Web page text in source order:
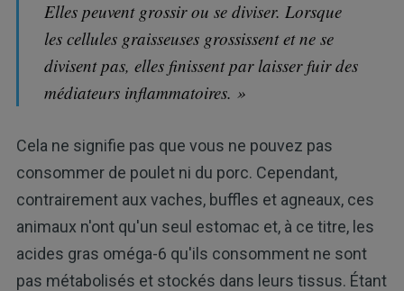
Elles peuvent grossir ou se diviser. Lorsque
les cellules graisseuses grossissent et ne se
divisent pas, elles finissent par laisser fuir des
médiateurs inflammatoires. »
Cela ne signifie pas que vous ne pouvez pas
consommer de poulet ni du porc. Cependant,
contrairement aux vaches, buffles et agneaux, ces
animaux n'ont qu'un seul estomac et, à ce titre, les
acides gras oméga-6 qu'ils consomment ne sont
pas métabolisés et stockés dans leurs tissus. Étant